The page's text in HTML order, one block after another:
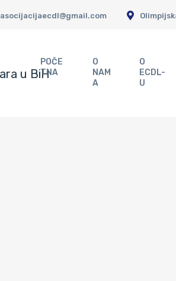
asocijacijaecdl@gmail.com
POČE
TNA
O
NAM
A
O
ECDL-
U